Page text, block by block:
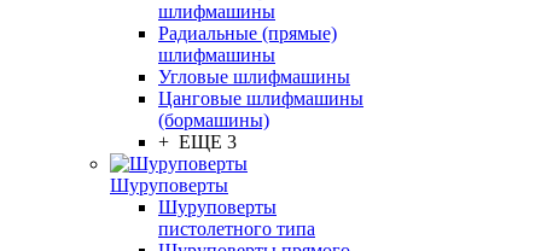
шлифмашины
Радиальные (прямые)
шлифмашины
Угловые шлифмашины
Цанговые шлифмашины
(бормашины)
+ ЕЩЕ 3
Шуруповерты
Шуруповерты
пистолетного типа